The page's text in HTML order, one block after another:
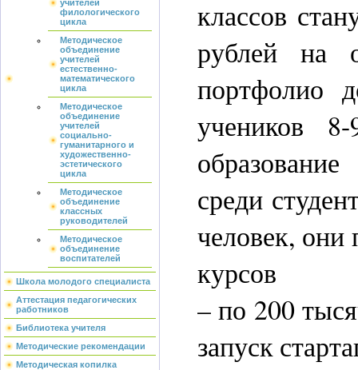
учителей
филологического
цикла
Методическое
объединение
учителей
естественно-
математического
цикла
Методическое
объединение
учителей
социально-
гуманитарного и
художественно-
эстетического
цикла
Методическое
объединение
классных
руководителей
Методическое
объединение
воспитателей
Школа молодого специалиста
Аттестация педагогических
работников
Библиотека учителя
Методические рекомендации
Методическая копилка
классов
рублей на
портфолио
учеников
среди
человек,
курсов
– по 200
запуск